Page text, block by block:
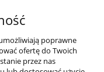
poprawne
ofertę do Twoich
przez nas